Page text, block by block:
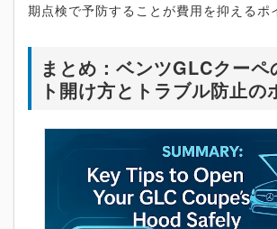
期点検で予防することが費用を抑えるポ
まとめ：ベンツGLCクーペ
ト開け方とトラブル防止の